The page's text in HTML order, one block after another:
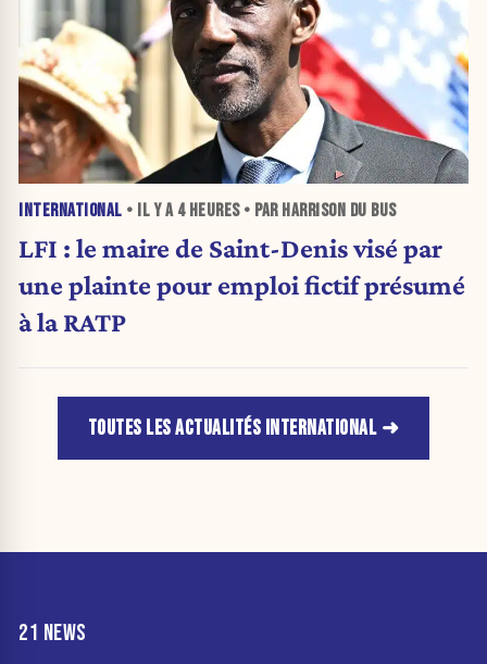
INTERNATIONAL • IL Y A 4 HEURES• PAR HARRISON DU BUS
LFI : le maire de Saint-Denis visé par
une plainte pour emploi fictif présumé
à la RATP
TOUTES LES ACTUALITÉS INTERNATIONAL
21 NEWS